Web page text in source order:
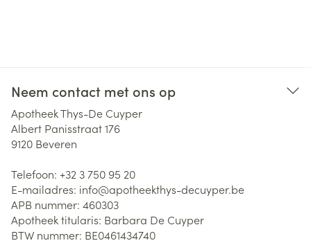
Neem contact met ons op
Apotheek Thys-De Cuyper
Albert Panisstraat 176
9120 Beveren
Telefoon: +32 3 750 95 20
E-mailadres: info@apotheekthys-decuyper.be
APB nummer: 460303
Apotheek titularis: Barbara De Cuyper
BTW nummer: BE0461434740